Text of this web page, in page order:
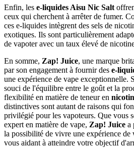
Enfin, les e-liquides Aisu Nic Salt
ceux qui cherchent à arrêter de fumer.
ces e-liquides intègrent des sels de
exotiques. Ils sont particulièrement
de vapoter avec un taux élevé de
En somme, Zap! Juice, une marque
par son engagement à fournir des e-
une expérience de vape exceptionnelle.
souci de l'équilibre entre le goût et la
flexibilité en matière de teneur en
distinctives sont autant de raisons qui
privilégié pour les vapoteurs. Que vous
expert en matière de vape, Zap! Juice a
la possibilité de vivre une expérience de
vous aidant à atteindre votre objectif